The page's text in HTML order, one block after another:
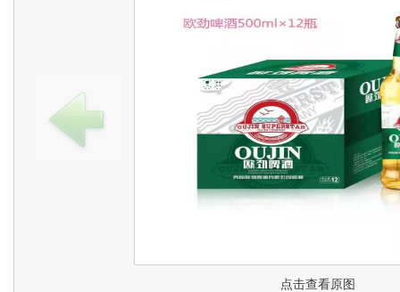
点击查看原图